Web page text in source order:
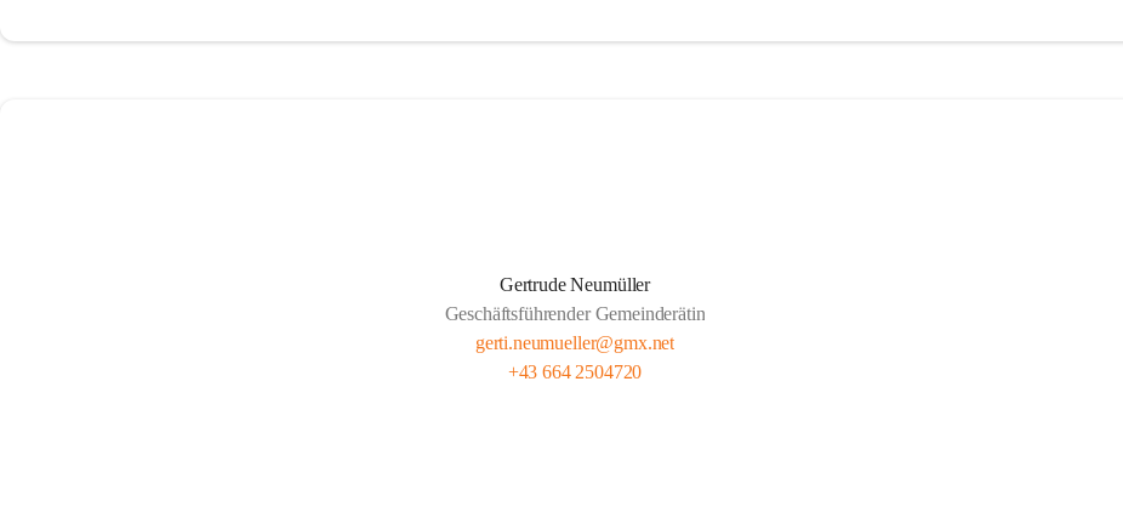
Gertrude Neumüller
Geschäftsführender Gemeinderätin
gerti.neumueller@gmx.net
+43 664 2504720